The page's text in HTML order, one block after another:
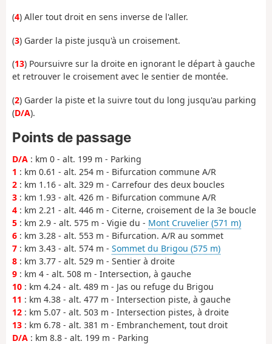
(4) Aller tout droit en sens inverse de l'aller.
(3) Garder la piste jusqu'à un croisement.
(13) Poursuivre sur la droite en ignorant le départ à gauche
et retrouver le croisement avec le sentier de montée.
(2) Garder la piste et la suivre tout du long jusqu'au parking
(D/A).
Points de passage
D/A : km 0 - alt. 199 m - Parking
1 : km 0.61 - alt. 254 m - Bifurcation commune A/R
2 : km 1.16 - alt. 329 m - Carrefour des deux boucles
3 : km 1.93 - alt. 426 m - Bifurcation commune A/R
4 : km 2.21 - alt. 446 m - Citerne, croisement de la 3e boucle
5 : km 2.9 - alt. 575 m - Vigie du - Mont Cruvelier (571 m)
6 : km 3.28 - alt. 553 m - Bifurcation. A/R au sommet
7 : km 3.43 - alt. 574 m - Sommet du Brigou (575 m)
8 : km 3.77 - alt. 529 m - Sentier à droite
9 : km 4 - alt. 508 m - Intersection, à gauche
10 : km 4.24 - alt. 489 m - Jas ou refuge du Brigou
11 : km 4.38 - alt. 477 m - Intersection piste, à gauche
12 : km 5.07 - alt. 503 m - Intersection pistes, à droite
13 : km 6.78 - alt. 381 m - Embranchement, tout droit
D/A : km 8.8 - alt. 199 m - Parking